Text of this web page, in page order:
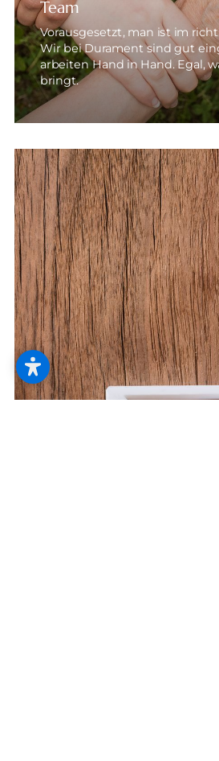
Team
Vorausgesetzt, man ist im
Wir bei Durament sind gut
arbeiten Hand in Hand. Egal,
bringt.